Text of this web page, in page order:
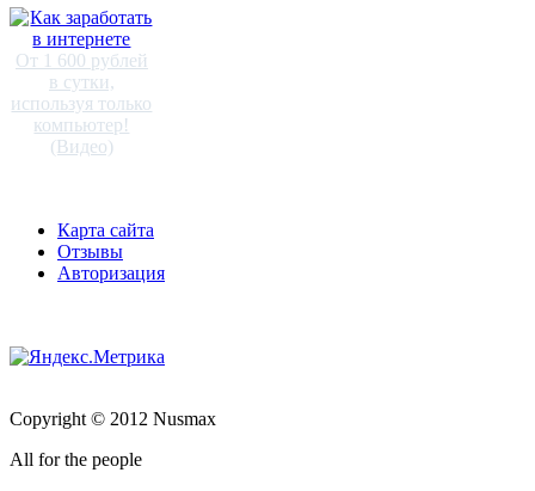
От 1 600 рублей
в сутки,
используя только
компьютер!
(Видео)
Карта сайта
Отзывы
Авторизация
Copyright © 2012 Nusmax
All for the people